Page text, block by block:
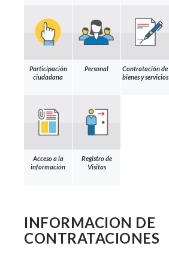
Participación
ciudadana
Personal
Contratación de
bienes y servicios
Acceso a la
información
Registro de
Visitas
INFORMACION DE
CONTRATACIONES